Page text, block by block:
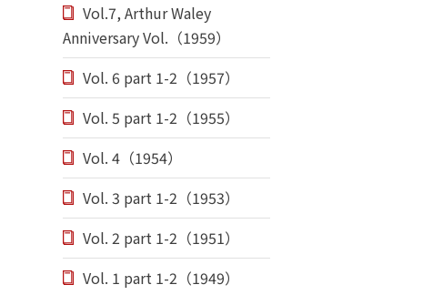
Vol.7, Arthur Waley
Anniversary Vol.（1959）
Vol. 6 part 1-2（1957）
Vol. 5 part 1-2（1955）
Vol. 4（1954）
Vol. 3 part 1-2（1953）
Vol. 2 part 1-2（1951）
Vol. 1 part 1-2（1949）